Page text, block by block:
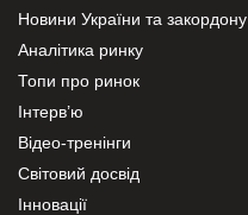
Новини України та закордону
Аналітика ринку
Топи про ринок
Інтерв’ю
Відео-тренінги
Світовий досвід
Інновації